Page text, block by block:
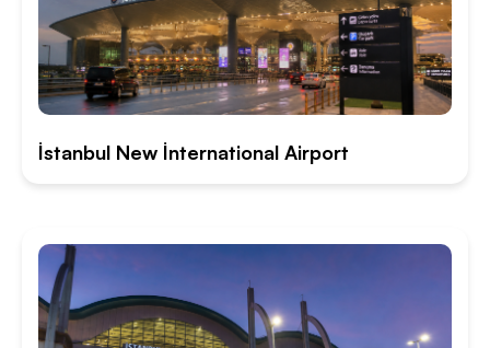
İstanbul New İnternational Airport